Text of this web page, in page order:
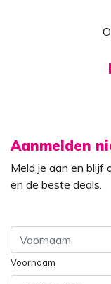
Aanmelden
Meld je aan en blijf
en de beste deals.
Voornaam